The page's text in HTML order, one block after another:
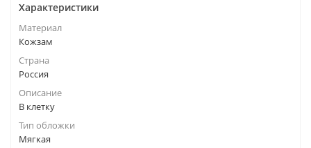
Характеристики
Материал
Кожзам
Страна
Россия
Описание
В клетку
Тип обложки
Мягкая